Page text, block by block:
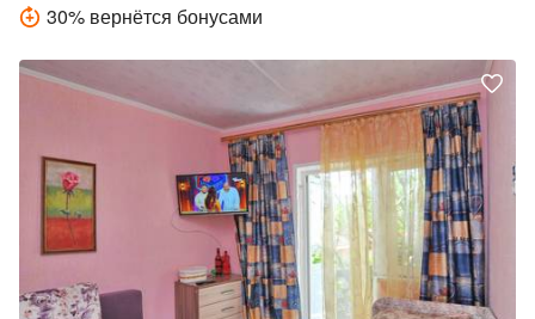
30% вернётся бонусами